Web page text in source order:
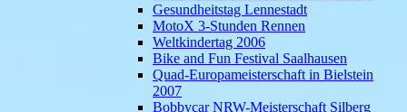
Gesundheitstag Lennestadt
MotoX 3-Stunden Rennen
Weltkindertag 2006
Bike and Fun Festival Saalhausen
Quad-Europameisterschaft in Bielstein
2007
Bobbycar NRW-Meisterschaft Silberg